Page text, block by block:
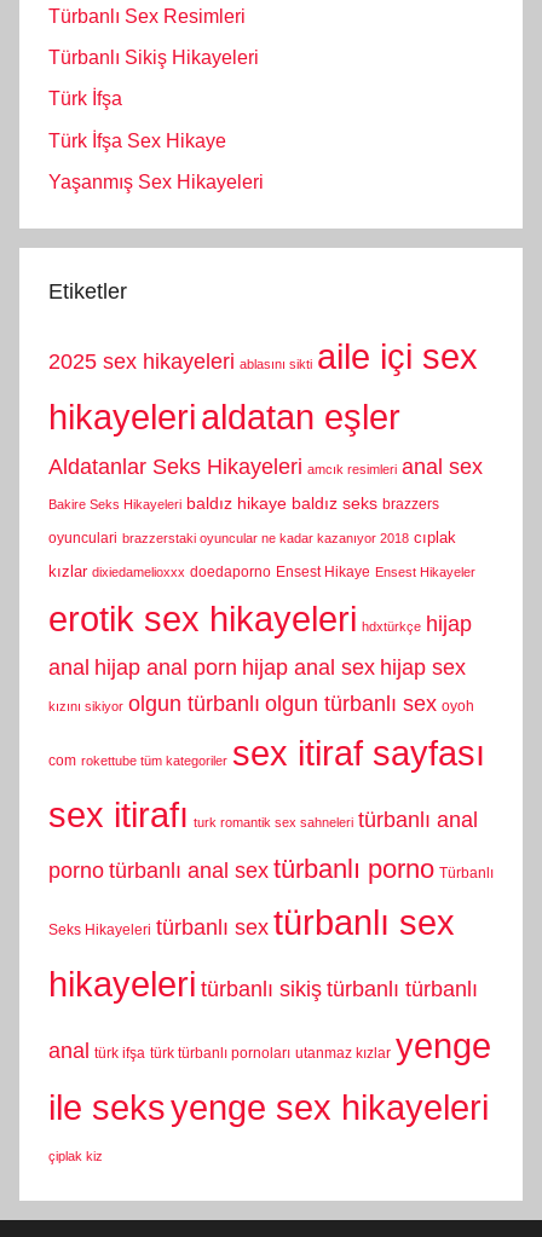
Türbanlı Sex Resimleri
Türbanlı Sikiş Hikayeleri
Türk İfşa
Türk İfşa Sex Hikaye
Yaşanmış Sex Hikayeleri
Etiketler
2025 sex hikayeleri ablasını sikti aile içi sex
hikayelerialdatan eşler
Aldatanlar Seks Hikayeleri amcık resimleri anal sex
Bakire Seks Hikayeleri baldız hikaye baldız seks brazzers
oyunculari brazzerstaki oyuncular ne kadar kazanıyor 2018 cıplak
kızlar dixiedamelioxxx doedaporno Ensest Hikaye Ensest Hikayeler
erotik sex hikayeleri hdxtürkçe hijap
anal hijap anal porn hijap anal sex hijap sex
kızını sikiyor olgun türbanlı olgun türbanlı sex oyoh
com rokettube tüm kategoriler sex itiraf sayfası
sex itirafı turk romantik sex sahneleri türbanlı anal
porno türbanlı anal sex türbanlı porno Türbanlı
Seks Hikayeleri türbanlı sex türbanlı sex
hikayeleri türbanlı sikiş türbanlı türbanlı
anal türk ifşa türk türbanlı pornoları utanmaz kızlar yenge
ile seksyenge sex hikayeleri
çiplak kiz